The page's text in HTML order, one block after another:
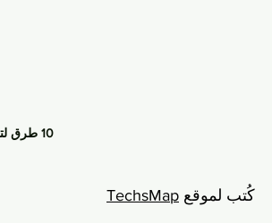
10 طرق لتحسين الذاكرة وتعزيز القدرة على التذكر
كُتب لموقع TechsMap